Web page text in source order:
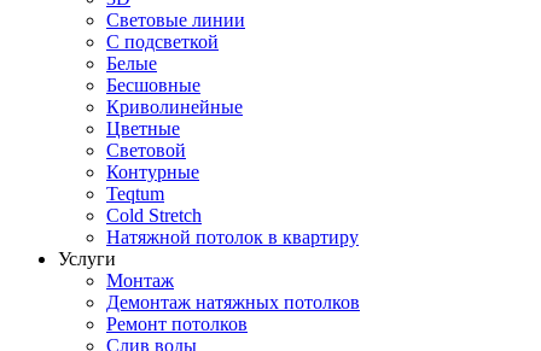
Световые линии
С подсветкой
Белые
Бесшовные
Криволинейные
Цветные
Световой
Контурные
Teqtum
Cold Stretch
Натяжной потолок в квартиру
Услуги
Монтаж
Демонтаж натяжных потолков
Ремонт потолков
Слив воды